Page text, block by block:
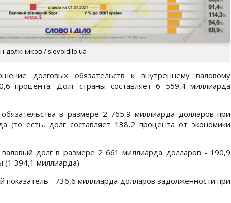
должников / slovoidilo.ua
долговых обязательств к внутреннему валовому
процента. Долг страны составляет 6 559,4 миллиарда
в размере 2 765,9 миллиарда долларов при
(то есть, долг составляет 138,2 процента от экономики
долг в размере 2 661 миллиарда долларов - 190,9
(1 394,1 миллиарда).
показатель - 736,6 миллиарда долларов задолженности при